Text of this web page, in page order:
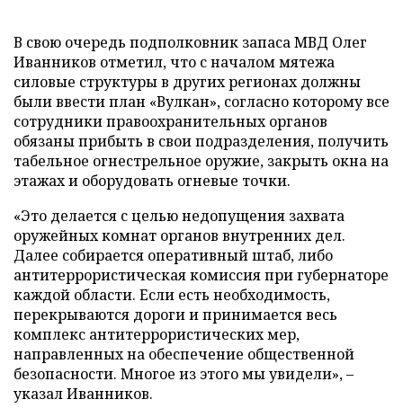
В свою очередь подполковник запаса МВД Олег
Иванников отметил, что с началом мятежа
силовые структуры в других регионах должны
были ввести план «Вулкан», согласно которому все
сотрудники правоохранительных органов
обязаны прибыть в свои подразделения, получить
табельное огнестрельное оружие, закрыть окна на
этажах и оборудовать огневые точки.
«Это делается с целью недопущения захвата
оружейных комнат органов внутренних дел.
Далее собирается оперативный штаб, либо
антитеррористическая комиссия при губернаторе
каждой области. Если есть необходимость,
перекрываются дороги и принимается весь
комплекс антитеррористических мер,
направленных на обеспечение общественной
безопасности. Многое из этого мы увидели», –
указал Иванников.